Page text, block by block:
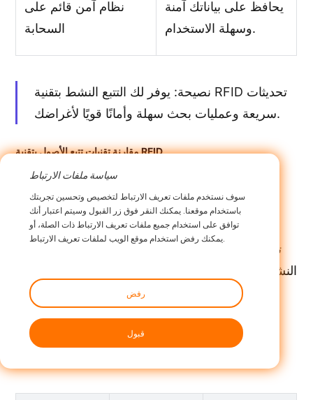
نظام آمن قائم على
السحابة
يحافظ على بياناتك آمنة
وسهلة الاستخدام.
نصيحة: يوفر لك التتبع النشط بتقنية RFID تحديثات
سريعة وعمليات بحث سهلة وأمانًا قويًا لأغراضك.
مقارنة تقنيات تتبع الأصول بتقنية RFID
المدى والتردد
من المهم معرفة مدى تتبع تقنية RFID. تستخدم تقنية
أما تقنية RFID السلبية، فلا تحتوي على بطارية، بل
بطرق مختلفة.
يوضح الجدول أدناه اختلاف
التردد
سياسة ملفات الارتباط
سوف نستخدم ملفات تعريف الارتباط لتخصيص وتحسين تجربتك
باستخدام موقعنا. يمكنك النقر فوق زر القبول وسيتم اعتبار أنك
توافق على استخدام جميع ملفات تعريف الارتباط ذات الصلة، أو
رفض
قبول